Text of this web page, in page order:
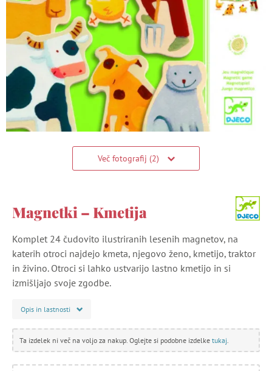
Več fotografij (2)
Magnetki – Kmetija
Komplet 24 čudovito ilustriranih lesenih magnetov, na
katerih otroci najdejo kmeta, njegovo ženo, kmetijo, traktor
in živino. Otroci si lahko ustvarijo lastno kmetijo in si
izmišljajo svoje zgodbe.
Opis in lastnosti
Ta izdelek ni več na voljo za nakup. Oglejte si podobne izdelke tukaj.